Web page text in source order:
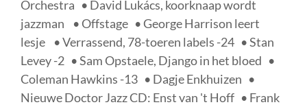
Orchestra • David Lukács, koorknaap wordt
jazzman • Offstage • George Harrison leert
lesje • Verrassend, 78-toeren labels -24 • Stan
Levey -2 • Sam Opstaele, Django in het bloed •
Coleman Hawkins -13 • Dagje Enkhuizen •
Nieuwe Doctor Jazz CD: Enst van 't Hoff • Frank